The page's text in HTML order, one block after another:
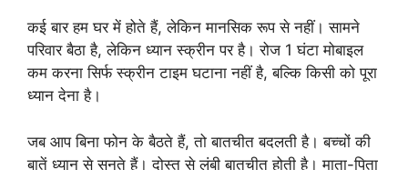
कई बार हम घर में होते हैं, लेकिन मानसिक रूप से नहीं। सामने
परिवार बैठा है, लेकिन ध्यान स्क्रीन पर है। रोज 1 घंटा मोबाइल
कम करना सिर्फ स्क्रीन टाइम घटाना नहीं है, बल्कि किसी को पूरा
ध्यान देना है।
जब आप बिना फोन के बैठते हैं, तो बातचीत बदलती है। बच्चों की
बातें ध्यान से सुनते हैं। दोस्त से लंबी बातचीत होती है। माता-पिता